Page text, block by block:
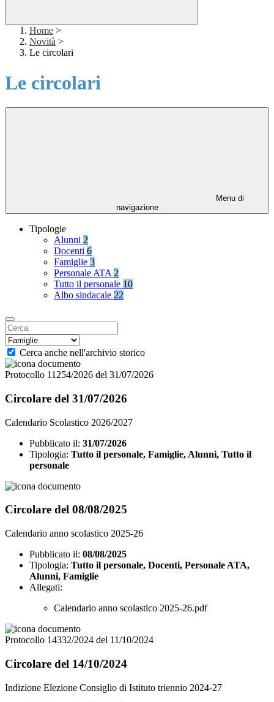
Home >
Novità >
Le circolari
Le circolari
Menu di
navigazione
Tipologie
Alunni 2
Docenti 6
Famiglie 3
Personale ATA 2
Tutto il personale 10
Albo sindacale 22
Cerca anche nell'archivio storico
Protocollo 11254/2026 del 31/07/2026
Circolare del 31/07/2026
Calendario Scolastico 2026/2027
Pubblicato il: 31/07/2026
Tipologia: Tutto il personale, Famiglie, Alunni, Tutto il
personale
Circolare del 08/08/2025
Calendario anno scolastico 2025-26
Pubblicato il: 08/08/2025
Tipologia: Tutto il personale, Docenti, Personale ATA,
Alunni, Famiglie
Allegati:
Calendario anno scolastico 2025-26.pdf
Protocollo 14332/2024 del 11/10/2024
Circolare del 14/10/2024
Indizione Elezione Consiglio di Istituto triennio 2024-27